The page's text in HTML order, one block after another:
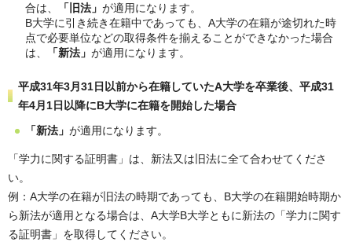
合は、
「旧法」 が適用になります。
B大学に引き続き在籍中であっても、A大学の在籍が途切れた時
点で必要単位などの取得条件を揃えることができなかった場合
は、
「新法」 が適用になります。
平成31年3月31日以前から在籍していたA大学を卒業後、平成31
年4月1日以降にB大学に在籍を開始した場合
「新法」 が適用になります。
「学力に関する証明書」は、新法又は旧法に全て合わせてくださ
い。
例：A大学の在籍が旧法の時期であっても、B大学の在籍開始時期か
ら新法が適用となる場合は、A大学B大学ともに新法の「学力に関す
る証明書」を取得してください。